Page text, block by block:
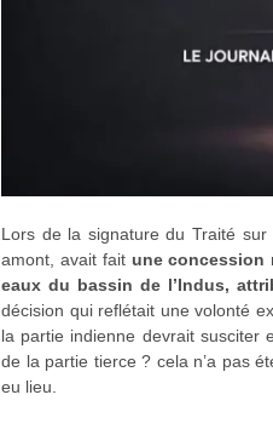
Lors de la signature du Traité sur
amont, avait fait une concession
eaux du bassin de l’Indus,
décision qui reflétait une volonté
la partie indienne devrait susciter
de la partie tierce ? cela n’a pas
eu lieu.